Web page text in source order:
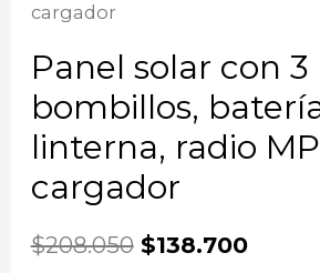
cargador
Panel solar con 3
bombillos,
linterna, radio
cargador
$208.050 $138.700